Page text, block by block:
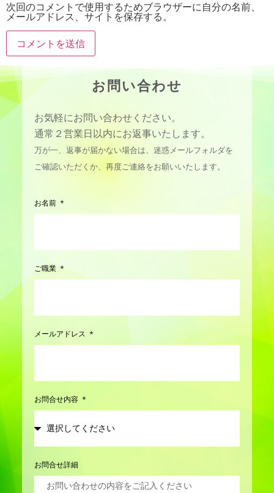
次回のコメントで使用するためブラウザーに自分の名前、
メールアドレス、サイトを保存する。
お問い合わせ
お気軽にお問い合わせください。
通常２営業日以内にお返事いたします。
万が一、返事が届かない場合は、迷惑メールフォルダを
ご確認いただくか、再度ご連絡をお願いいたします。
お名前
ご職業
メールアドレス
お問合せ内容
お問合せ詳細